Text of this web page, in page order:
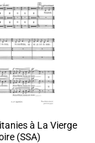
à La Vierge
(SSA)